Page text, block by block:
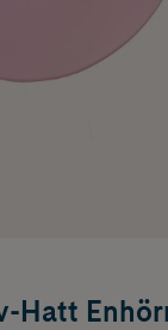
Hatt